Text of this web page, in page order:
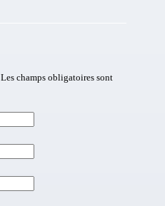
Les champs obligatoires sont